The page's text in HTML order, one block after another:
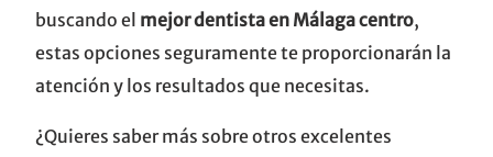
buscando el mejor dentista en Málaga centro,
estas opciones seguramente te proporcionarán la
atención y los resultados que necesitas.
¿Quieres saber más sobre otros excelentes